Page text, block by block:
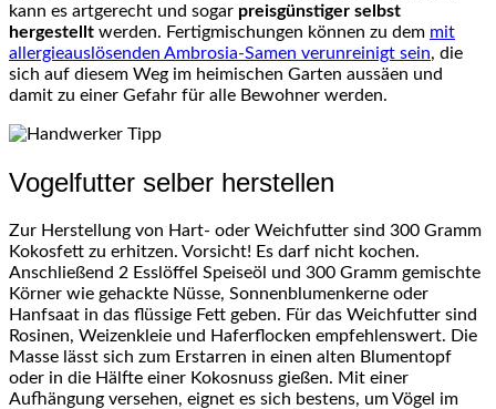
kann es artgerecht und sogar preisgünstiger selbst
hergestellt werden. Fertigmischungen können zu dem mit
allergieauslösenden Ambrosia-Samen verunreinigt sein, die
sich auf diesem Weg im heimischen Garten aussäen und
damit zu einer Gefahr für alle Bewohner werden.
Vogelfutter selber herstellen
Zur Herstellung von Hart- oder Weichfutter sind 300 Gramm
Kokosfett zu erhitzen. Vorsicht! Es darf nicht kochen.
Anschließend 2 Esslöffel Speiseöl und 300 Gramm gemischte
Körner wie gehackte Nüsse, Sonnenblumenkerne oder
Hanfsaat in das flüssige Fett geben. Für das Weichfutter sind
Rosinen, Weizenkleie und Haferflocken empfehlenswert. Die
Masse lässt sich zum Erstarren in einen alten Blumentopf
oder in die Hälfte einer Kokosnuss gießen. Mit einer
Aufhängung versehen, eignet es sich bestens, um Vögel im